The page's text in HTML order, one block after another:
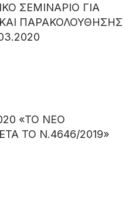
ΣΕΜΙΝΑΡΙΟ ΓΙΑ
ΠΑΡΑΚΟΛΟΥΘΗΣΗΣ
«ΤΟ ΝΕΟ
ΤΟ Ν.4646/2019»